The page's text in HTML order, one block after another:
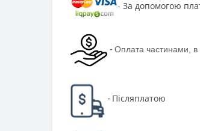
- За допомогою
- Оплата частинами, в
- Післяплатою